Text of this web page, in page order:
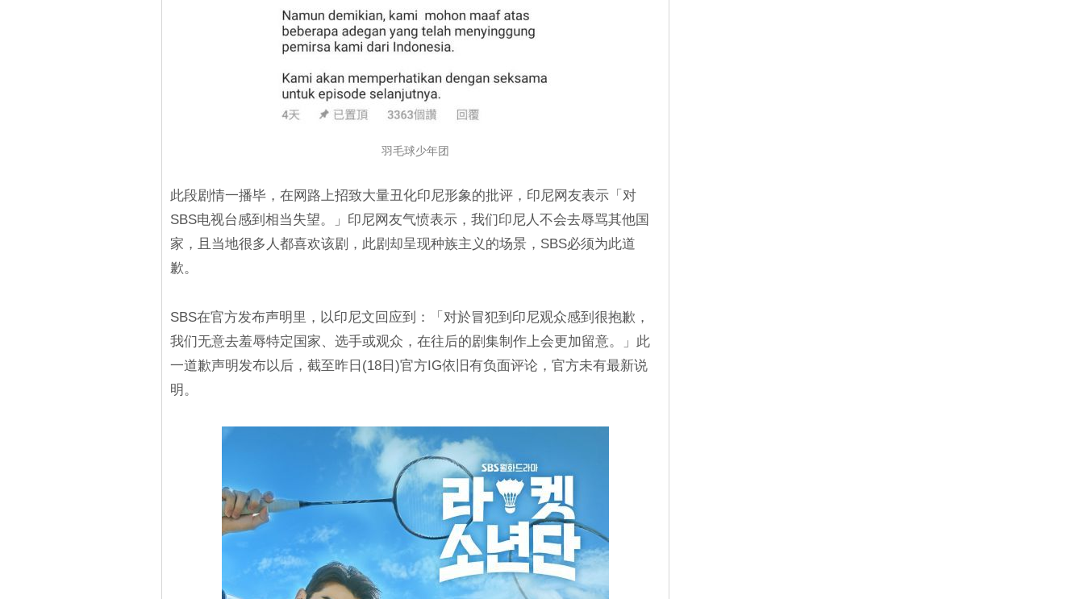
羽毛球少年团
此段剧情一播毕，在网路上招致大量丑化印尼形象的批评，印尼网友表示「对
SBS电视台感到相当失望。」印尼网友气愤表示，我们印尼人不会去辱骂其他国
家，且当地很多人都喜欢该剧，此剧却呈现种族主义的场景，SBS必须为此道
歉。
SBS在官方发布声明里，以印尼文回应到：「对於冒犯到印尼观众感到很抱歉，
我们无意去羞辱特定国家、选手或观众，在往后的剧集制作上会更加留意。」此
一道歉声明发布以后，截至昨日(18日)官方IG依旧有负面评论，官方未有最新说
明。